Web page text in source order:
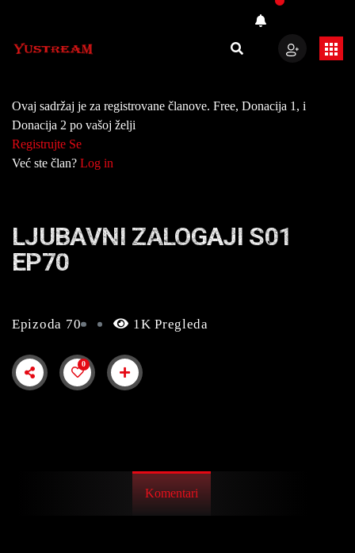
Ovaj sadržaj je za registrovane članove. Free, Donacija 1, i
Donacija 2 po vašoj želji
Registrujte Se
Već ste član? Log in
LJUBAVNI ZALOGAJI S01
EP70
Epizoda 70 1K Pregleda
0
Komentari